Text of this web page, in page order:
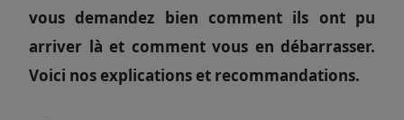
vous demandez bien comment ils ont pu
arriver là et comment vous en débarrasser.
Voici nos explications et recommandations.